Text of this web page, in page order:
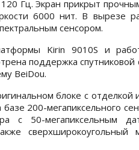
Гц. Экран прикрыт
6000 нит. В вырезе
сенсором.
Kirin 9010S и
поддержка спутниковой
BeiDou.
блоке с отделкой
200-мегапиксельного
с 50-мегапиксельным